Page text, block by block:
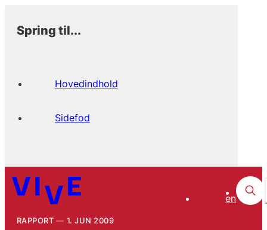
Spring til...
Hovedindhold
Sidefod
en
RAPPORT 1. JUN 2009